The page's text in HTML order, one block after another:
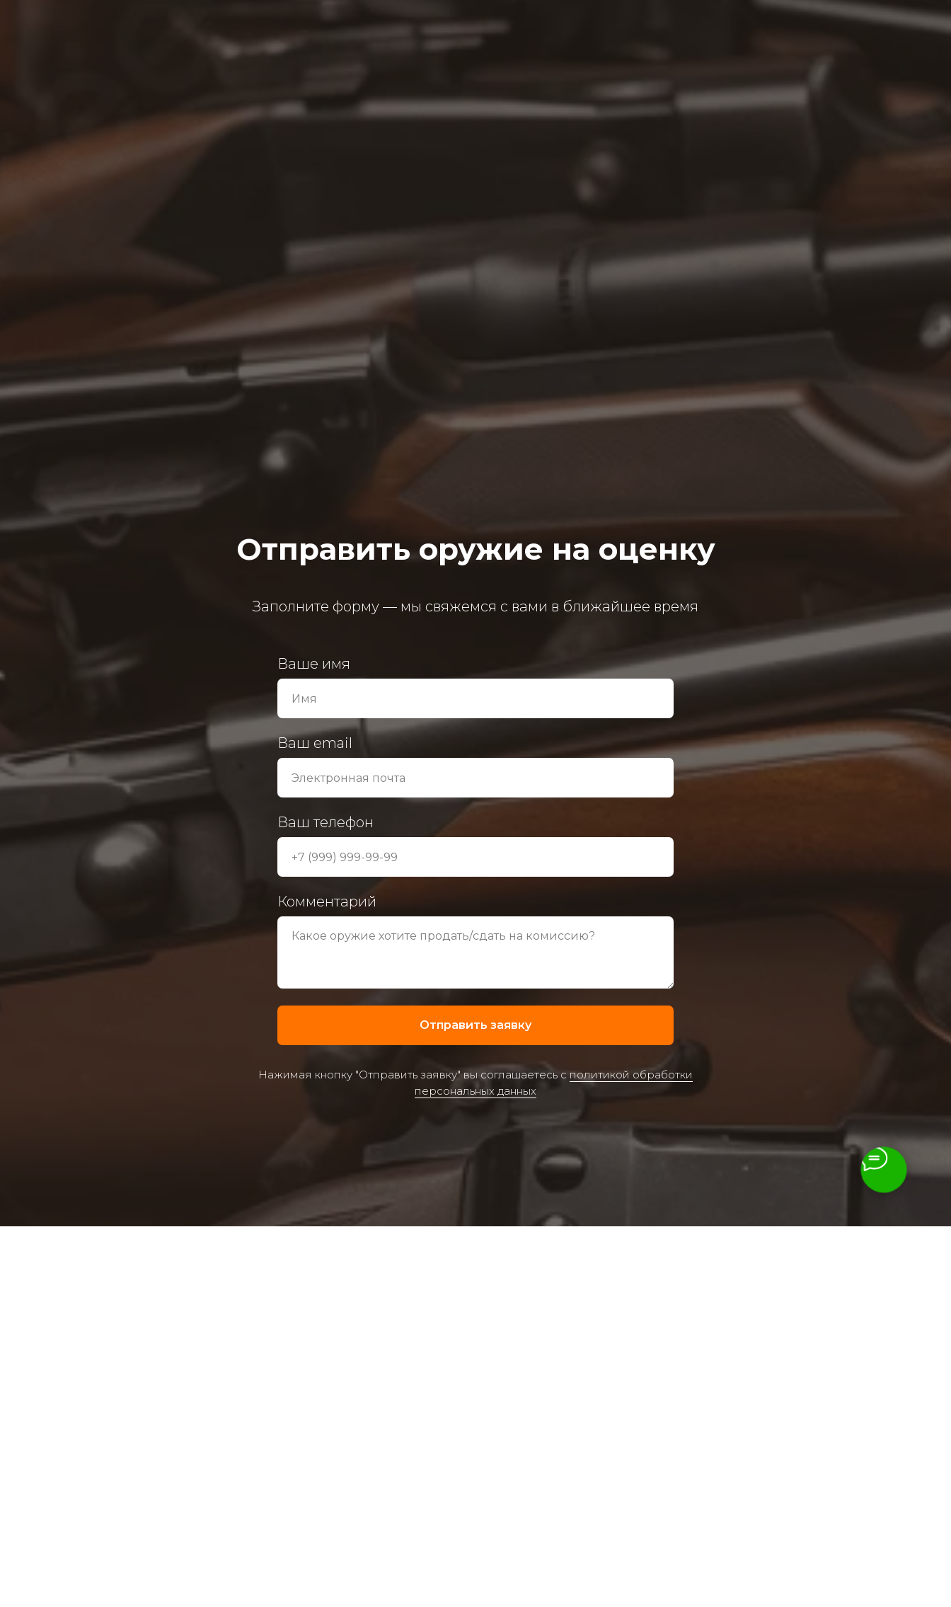
Отправить оружие на оценку
Заполните форму — мы свяжемся с вами в ближайшее время
Ваше имя
Ваш email
Ваш телефон
Комментарий
Отправить заявку
Нажимая кнопку "Отправить заявку" вы соглашаетесь с политикой обработки
персональных данных